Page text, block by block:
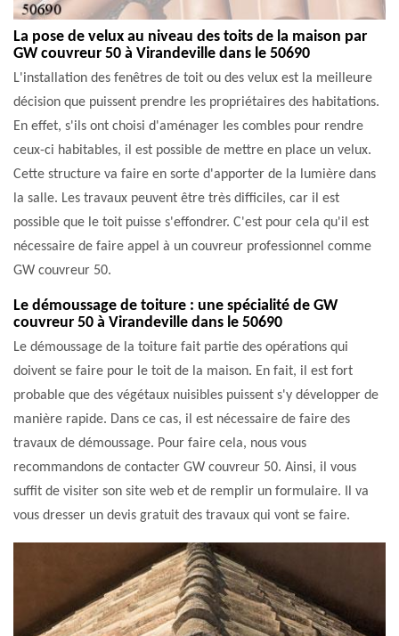
La pose de velux au niveau des toits de la maison par
GW couvreur 50 à Virandeville dans le 50690
L'installation des fenêtres de toit ou des velux est la meilleure
décision que puissent prendre les propriétaires des habitations.
En effet, s'ils ont choisi d'aménager les combles pour rendre
ceux-ci habitables, il est possible de mettre en place un velux.
Cette structure va faire en sorte d'apporter de la lumière dans
la salle. Les travaux peuvent être très difficiles, car il est
possible que le toit puisse s'effondrer. C'est pour cela qu'il est
nécessaire de faire appel à un couvreur professionnel comme
GW couvreur 50.
Le démoussage de toiture : une spécialité de GW
couvreur 50 à Virandeville dans le 50690
Le démoussage de la toiture fait partie des opérations qui
doivent se faire pour le toit de la maison. En fait, il est fort
probable que des végétaux nuisibles puissent s'y développer de
manière rapide. Dans ce cas, il est nécessaire de faire des
travaux de démoussage. Pour faire cela, nous vous
recommandons de contacter GW couvreur 50. Ainsi, il vous
suffit de visiter son site web et de remplir un formulaire. Il va
vous dresser un devis gratuit des travaux qui vont se faire.